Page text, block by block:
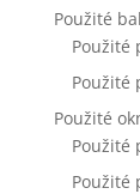
Použité
Použité
Použité
Použité
Použité
Použité